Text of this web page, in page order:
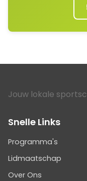
Jouw lokale
Snelle Links
Programma's
Lidmaatschap
Over Ons